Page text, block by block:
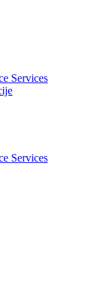
Services
Services